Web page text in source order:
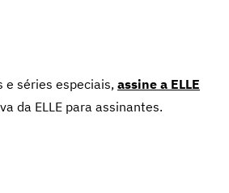
e séries especiais, assine a ELLE
da ELLE para assinantes.